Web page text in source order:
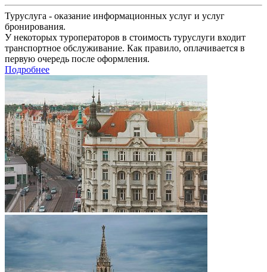
Туруслуга - оказание информационных услуг и услуг
бронирования.
У некоторых туроператоров в стоимость туруслуги входит
транспортное обслуживание. Как правило, оплачивается в
первую очередь после оформления.
Подробнее